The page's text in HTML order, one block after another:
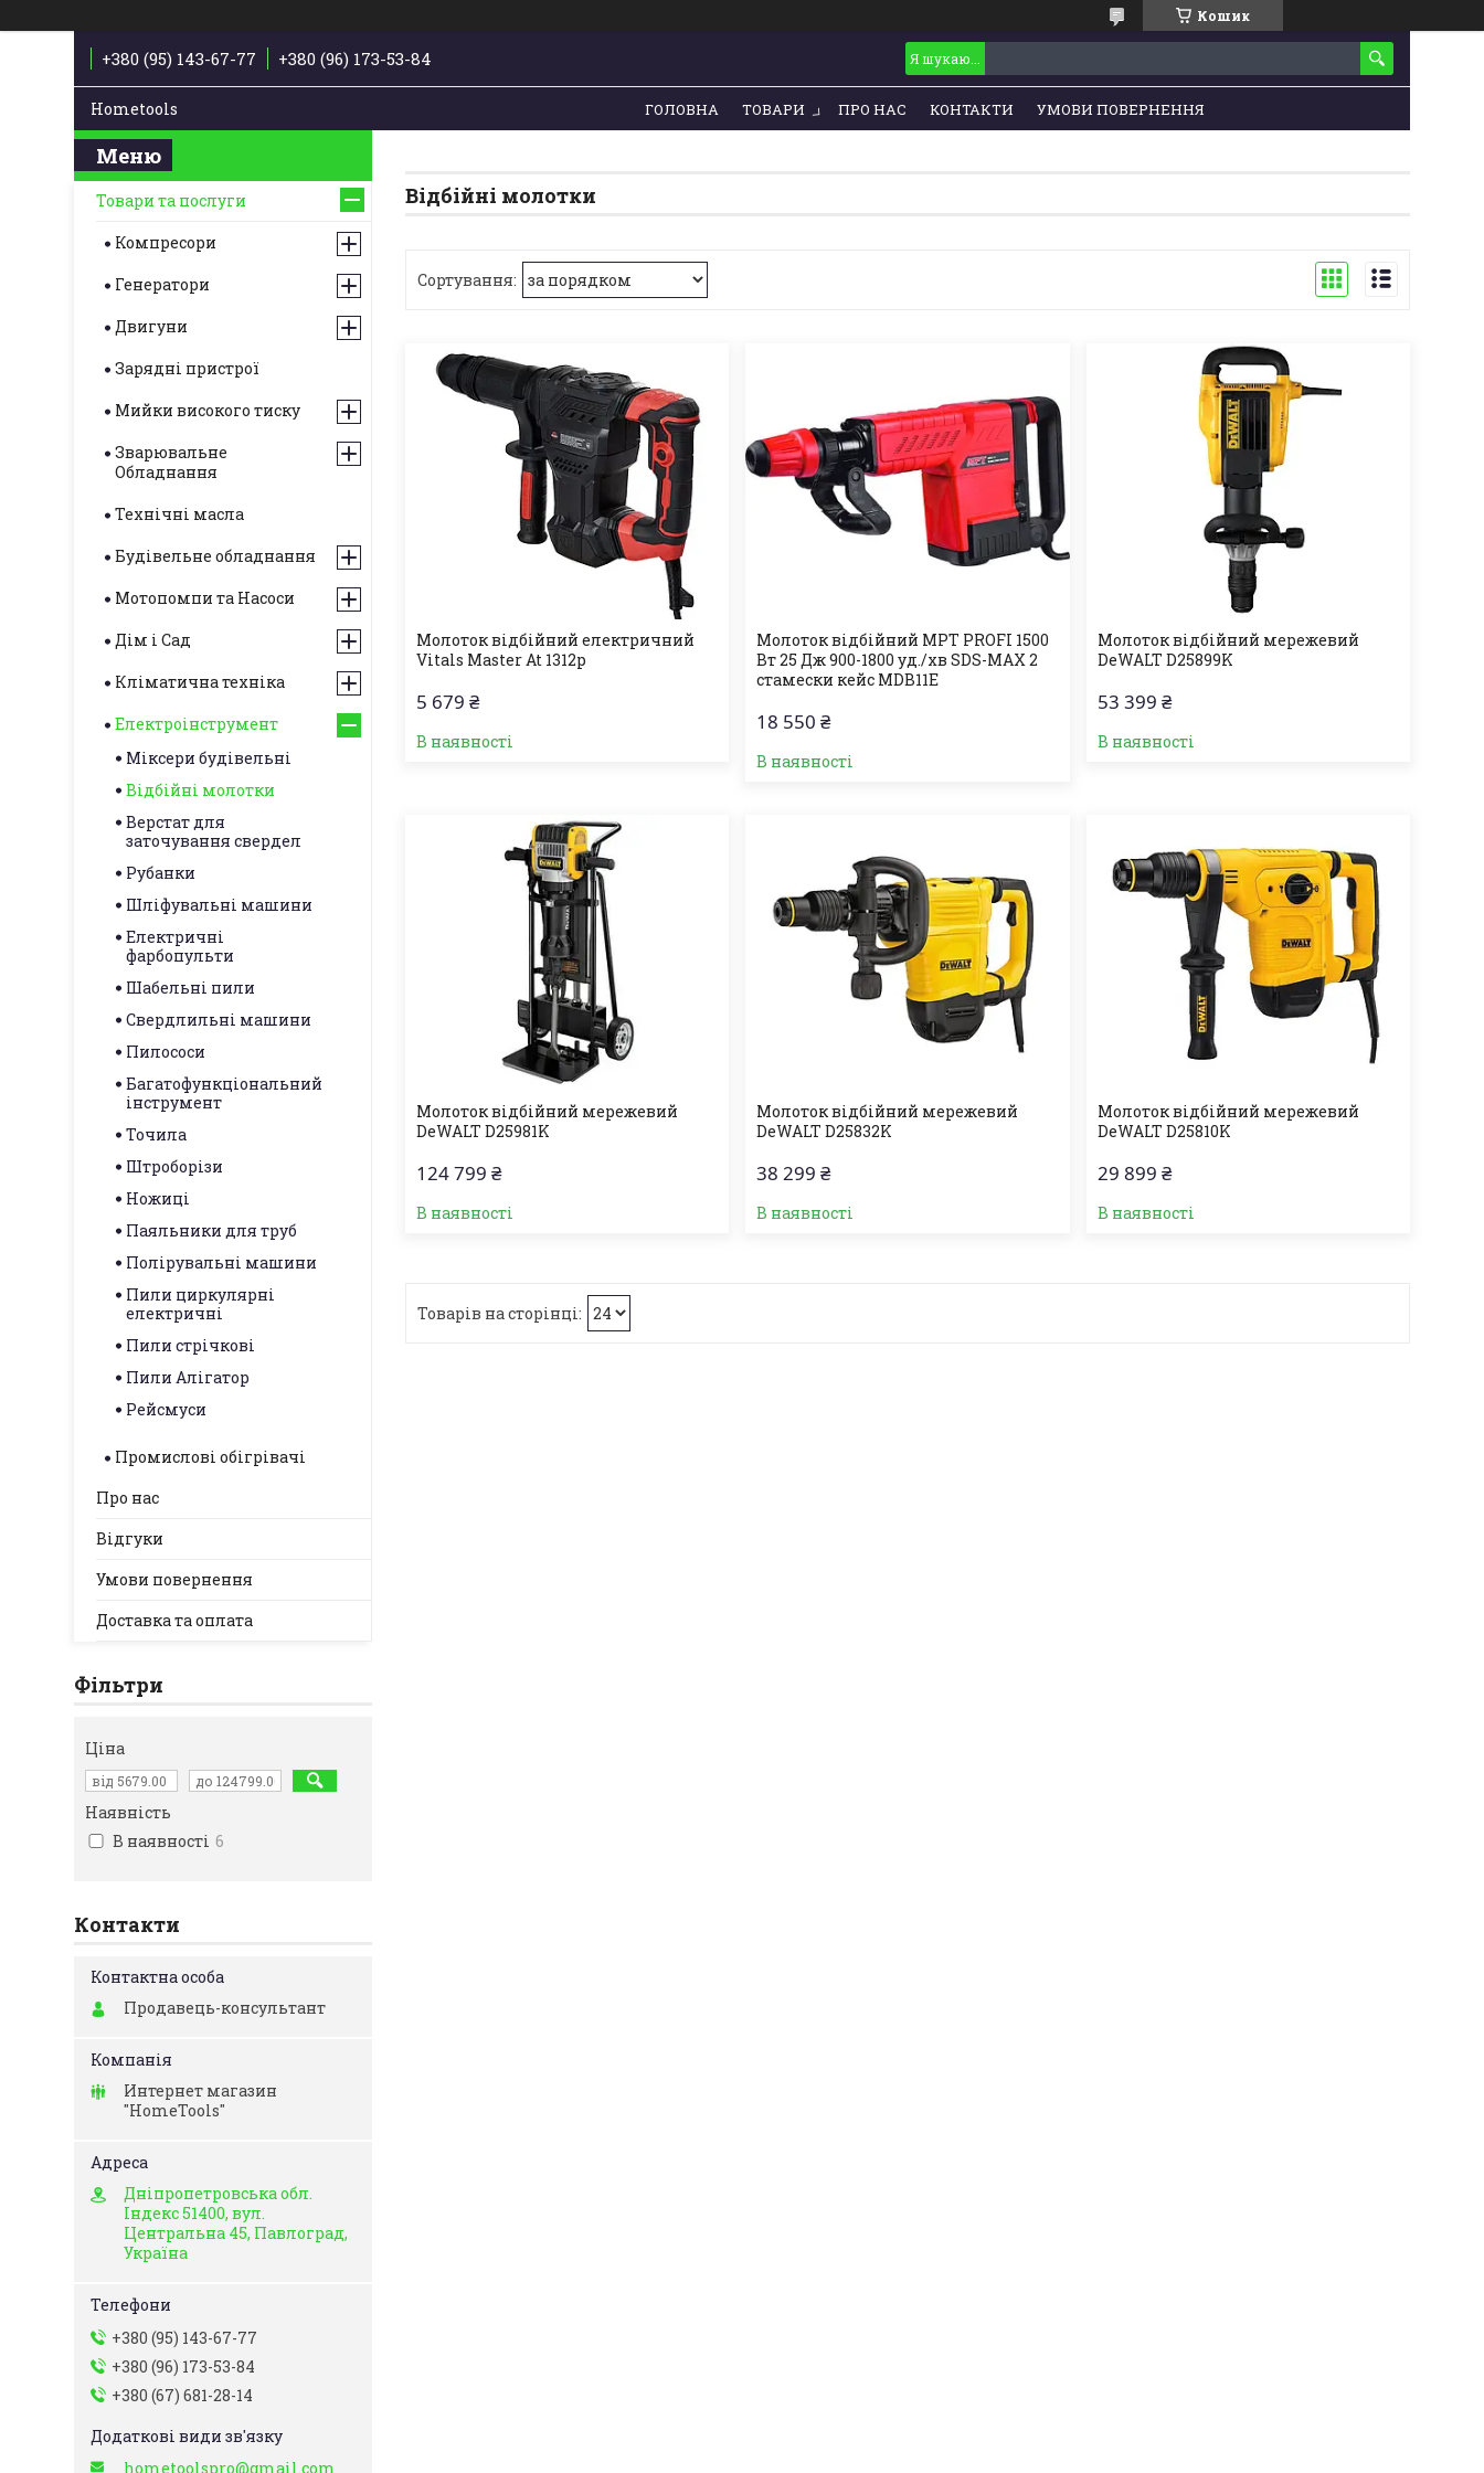
Кошик
+380 (95) 143-67-77 +380 (96) 173-53-84
Hometools ГОЛОВНА ТОВАРИ ПРО НАС КОНТАКТИ УМОВИ ПОВЕРНЕННЯ
Відбійні молотки
Молоток відбійний електричний
Vitals Master At 1312p
5 679 ₴
В наявності
Молоток відбійний MPT PROFI 1500
Вт 25 Дж 900-1800 уд./хв SDS-MAX 2
стамески кейс MDB11E
18 550 ₴
В наявності
Молоток відбійний мережевий
DeWALT D25899K
53 399 ₴
В наявності
Молоток відбійний мережевий
DeWALT D25981K
124 799 ₴
В наявності
Молоток відбійний мережевий
DeWALT D25832K
38 299 ₴
В наявності
Молоток відбійний мережевий
DeWALT D25810K
29 899 ₴
В наявності
Товари та послуги
Компресори
Генератори
Двигуни
Зарядні пристрої
Мийки високого тиску
Зварювальне
Обладнання
Технічні масла
Будівельне обладнання
Мотопомпи та Насоси
Дім і Сад
Кліматична техніка
Електроінструмент
Міксери будівельні
Відбійні молотки
Верстат для
заточування свердел
Рубанки
Шліфувальні машини
Електричні
фарбопульти
Шабельні пили
Свердлильні машини
Пилососи
Багатофункціональний
інструмент
Точила
Штроборізи
Ножиці
Паяльники для труб
Полірувальні машини
Пили циркулярні
електричні
Пили стрічкові
Пили Алігатор
Рейсмуси
Промислові обігрівачі
Про нас
Відгуки
Умови повернення
Доставка та оплата
Фільтри
Ціна
Наявність
В наявності 6
Контакти
Продавець-консультант
Интернет магазин
"HomeTools"
Дніпропетровська обл.
Індекс 51400, вул.
Центральна 45, Павлоград,
Україна
+380 (95) 143-67-77
+380 (96) 173-53-84
+380 (67) 681-28-14
hometoolspro@gmail.com